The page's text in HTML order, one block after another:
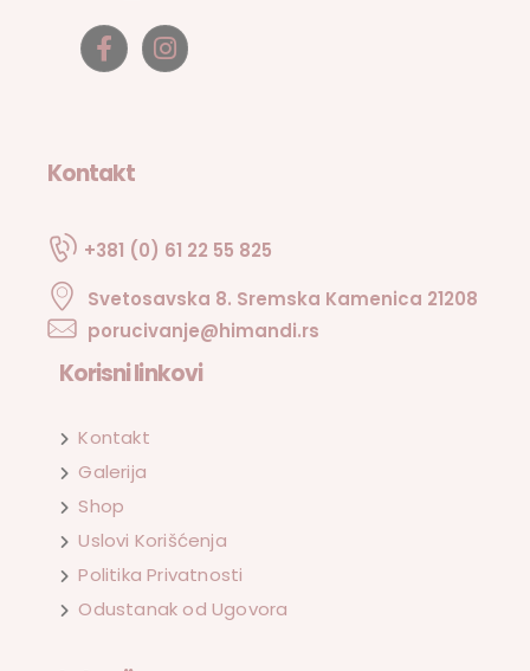
Kontakt
+381 (0) 61 22 55 825
Svetosavska 8. Sremska Kamenica 21208
porucivanje@himandi.rs
Korisni linkovi
Kontakt
Galerija
Shop
Uslovi Korišćenja
Politika Privatnosti
Odustanak od Ugovora